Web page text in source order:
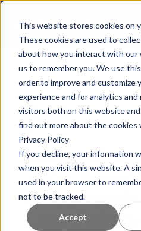
This website stores cookies on
These cookies are used to
about how you interact with our
us to remember you. We use
order to improve and customize
experience and for analytics
visitors both on this website
find out more about the cookies
Privacy Policy
If you decline, your information
when you visit this website. A
used in your browser to
not to be tracked.
Accept
FRED NEWTON
Από την
στην
ραγδαία